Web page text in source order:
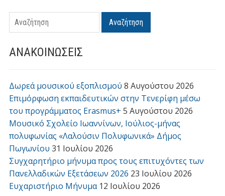
Αναζήτηση
ΑΝΑΚΟΙΝΩΣΕΙΣ
Δωρεά μουσικού εξοπλισμού 8 Αυγούστου 2026
Επιμόρφωση εκπαιδευτικών στην Τενερίφη μέσω
του προγράμματος Erasmus+ 5 Αυγούστου 2026
Μουσικό Σχολείο Ιωαννίνων, Ιούλιος-μήνας
πολυφωνίας «Λαλούσιν Πολυφωνικά» Δήμος
Πωγωνίου 31 Ιουλίου 2026
Συγχαρητήριο μήνυμα προς τους επιτυχόντες των
Πανελλαδικών Εξετάσεων 2026 23 Ιουλίου 2026
Ευχαριστήριο Μήνυμα 12 Ιουλίου 2026